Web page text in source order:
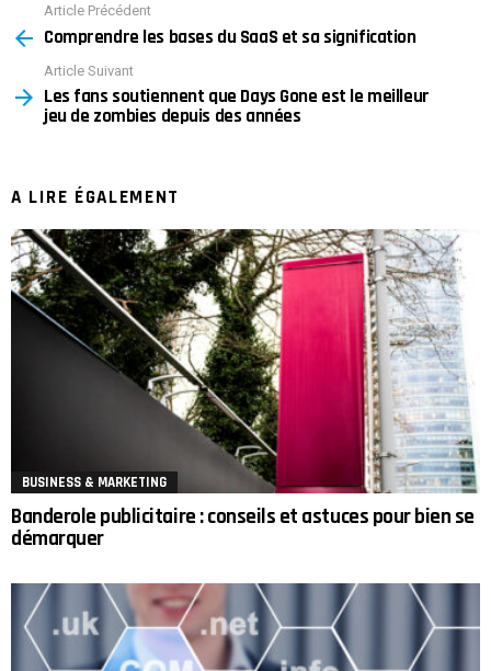
more
Article Précédent
Comprendre les bases du SaaS et sa signification
Article Suivant
Les fans soutiennent que Days Gone est le meilleur
jeu de zombies depuis des années
A LIRE ÉGALEMENT
BUSINESS & MARKETING
Banderole publicitaire : conseils et astuces pour bien se
démarquer